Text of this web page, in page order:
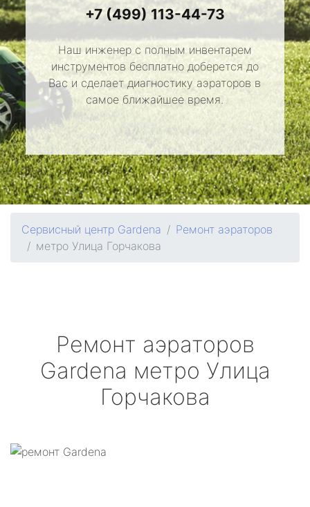
+7 (499) 113-44-73
Наш инженер с полным инвентарем
инструментов бесплатно доберется до
Вас и сделает диагностику аэраторов в
самое ближайшее время.
Сервисный центр Gardena
Ремонт аэраторов
метро Улица Горчакова
Ремонт аэраторов
Gardena метро Улица
Горчакова